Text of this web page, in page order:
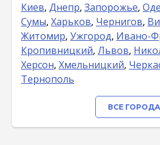
Киев, Днепр, Запорожье,
Сумы, Харьков, Чернигов,
Житомир, Ужгород, Ивано-
Кропивницкий, Львов,
Херсон, Хмельницкий,
Тернополь
ВСЕ ГОРОДА